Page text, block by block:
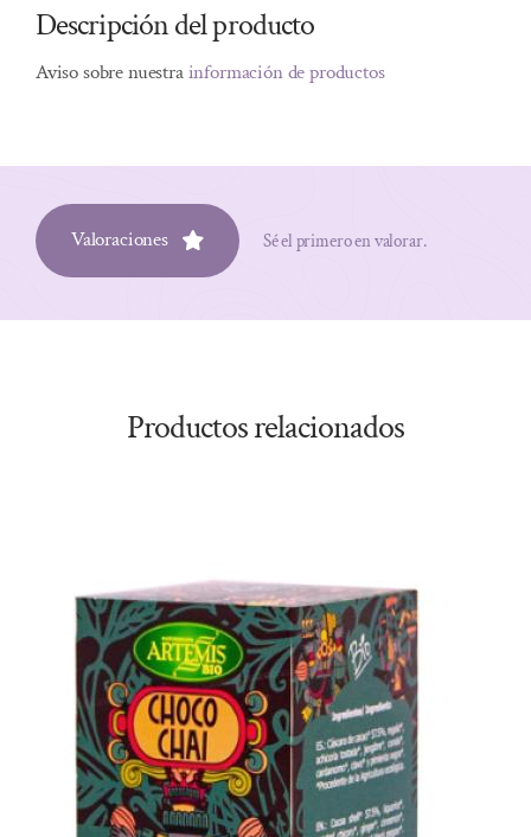
Descripción del producto
Aviso sobre nuestrainformación de productos
Valoraciones Sé el primero en valorar.
Productos relacionados